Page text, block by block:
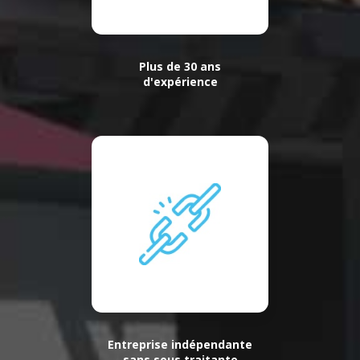
Plus de 30 ans
d'expérience
Entreprise indépendante